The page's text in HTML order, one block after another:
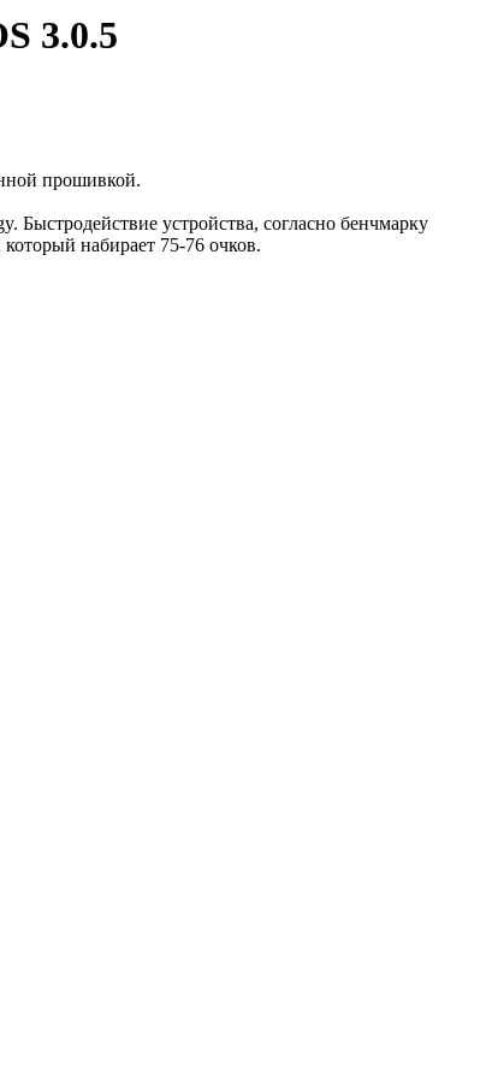
3.0.5
прошивкой.
устройства, согласно бенчмарку
набирает 75-76 очков.